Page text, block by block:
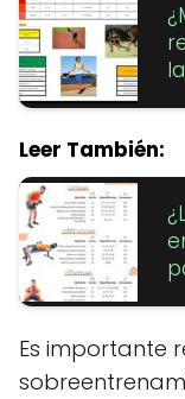
Leer También:
Es importante